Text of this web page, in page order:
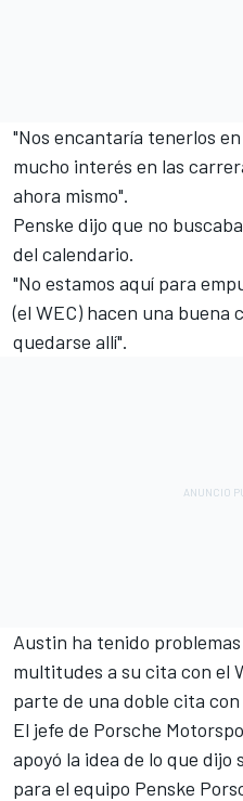
"Nos encantaría tenerlos
mucho interés en las
ahora mismo".
Penske dijo que no
del calendario.
"No estamos aquí para
(el WEC) hacen una buena
quedarse allí".
Austin ha tenido
multitudes a su cita con el
parte de una doble cita con
El jefe de Porsche
apoyó la idea de lo que dijo
para el equipo Penske